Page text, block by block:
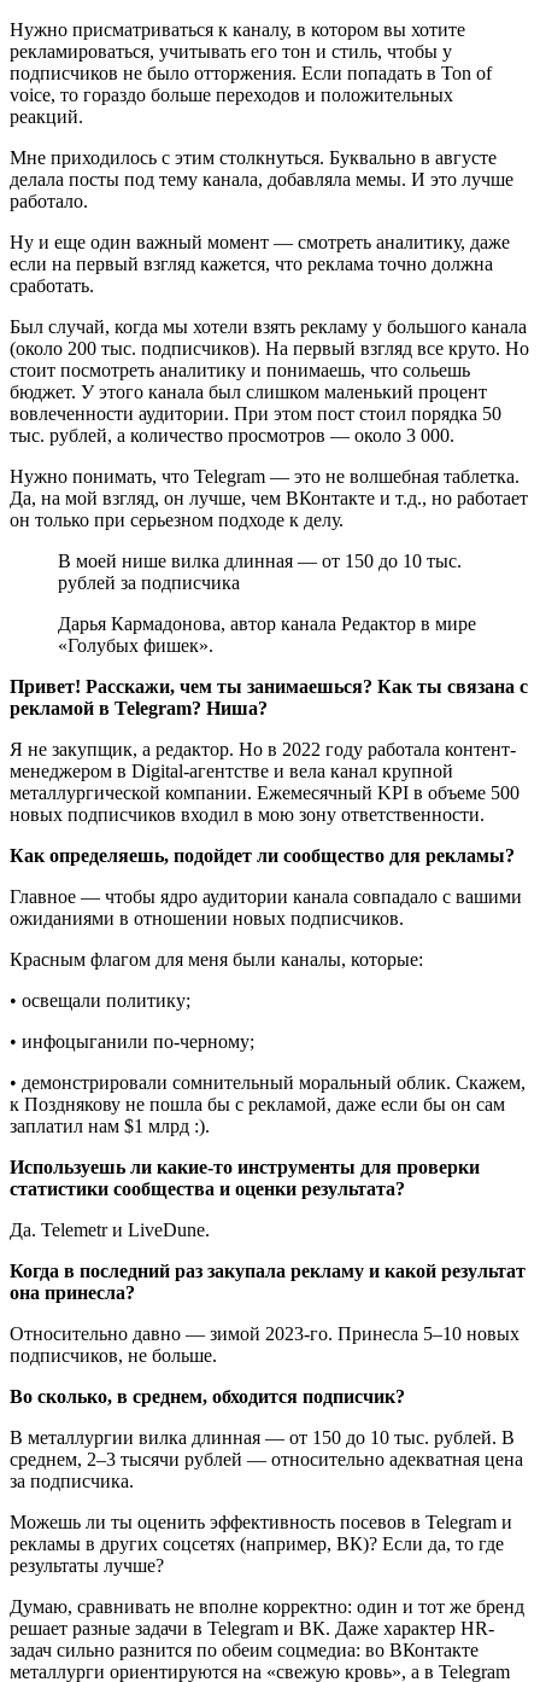
Нужно присматриваться к каналу, в котором вы хотите
рекламироваться, учитывать его тон и стиль, чтобы у
подписчиков не было отторжения. Если попадать в Ton of
voice, то гораздо больше переходов и положительных
реакций.
Мне приходилось с этим столкнуться. Буквально в августе
делала посты под тему канала, добавляла мемы. И это лучше
работало.
Ну и еще один важный момент — смотреть аналитику, даже
если на первый взгляд кажется, что реклама точно должна
сработать.
Был случай, когда мы хотели взять рекламу у большого канала
(около 200 тыс. подписчиков). На первый взгляд все круто. Но
стоит посмотреть аналитику и понимаешь, что сольешь
бюджет. У этого канала был слишком маленький процент
вовлеченности аудитории. При этом пост стоил порядка 50
тыс. рублей, а количество просмотров — около 3 000.
Нужно понимать, что Telegram — это не волшебная таблетка.
Да, на мой взгляд, он лучше, чем ВКонтакте и т.д., но работает
он только при серьезном подходе к делу.
В моей нише вилка длинная — от 150 до 10 тыс.
рублей за подписчика
Дарья Кармадонова, автор канала Редактор в мире
«Голубых фишек».
Привет! Расскажи, чем ты занимаешься? Как ты связана с
рекламой в Telegram? Ниша?
Я не закупщик, а редактор. Но в 2022 году работала контент-
менеджером в Digital-агентстве и вела канал крупной
металлургической компании. Ежемесячный KPI в объеме 500
новых подписчиков входил в мою зону ответственности.
Как определяешь, подойдет ли сообщество для рекламы?
Главное — чтобы ядро аудитории канала совпадало с вашими
ожиданиями в отношении новых подписчиков.
Красным флагом для меня были каналы, которые:
• освещали политику;
• инфоцыганили по-черному;
• демонстрировали сомнительный моральный облик. Скажем,
к Позднякову не пошла бы с рекламой, даже если бы он сам
заплатил нам $1 млрд :).
Используешь ли какие-то инструменты для проверки
статистики сообщества и оценки результата?
Да. Telemetr и LiveDune.
Когда в последний раз закупала рекламу и какой результат
она принесла?
Относительно давно — зимой 2023-го. Принесла 5–10 новых
подписчиков, не больше.
Во сколько, в среднем, обходится подписчик?
В металлургии вилка длинная — от 150 до 10 тыс. рублей. В
среднем, 2–3 тысячи рублей — относительно адекватная цена
за подписчика.
Можешь ли ты оценить эффективность посевов в Telegram и
рекламы в других соцсетях (например, ВК)? Если да, то где
результаты лучше?
Думаю, сравнивать не вполне корректно: один и тот же бренд
решает разные задачи в Telegram и ВК. Даже характер HR-
задач сильно разнится по обеим соцмедиа: во ВКонтакте
металлурги ориентируются на «свежую кровь», а в Telegram